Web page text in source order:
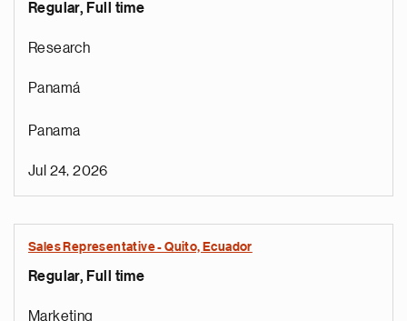
Regular, Full time
Research
Panamá
Panama
Jul 24, 2026
Sales Representative - Quito, Ecuador
Regular, Full time
Marketing